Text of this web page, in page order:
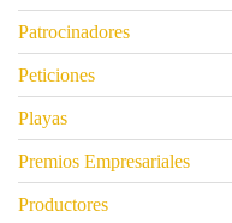
Patrocinadores
Peticiones
Playas
Premios Empresariales
Productores